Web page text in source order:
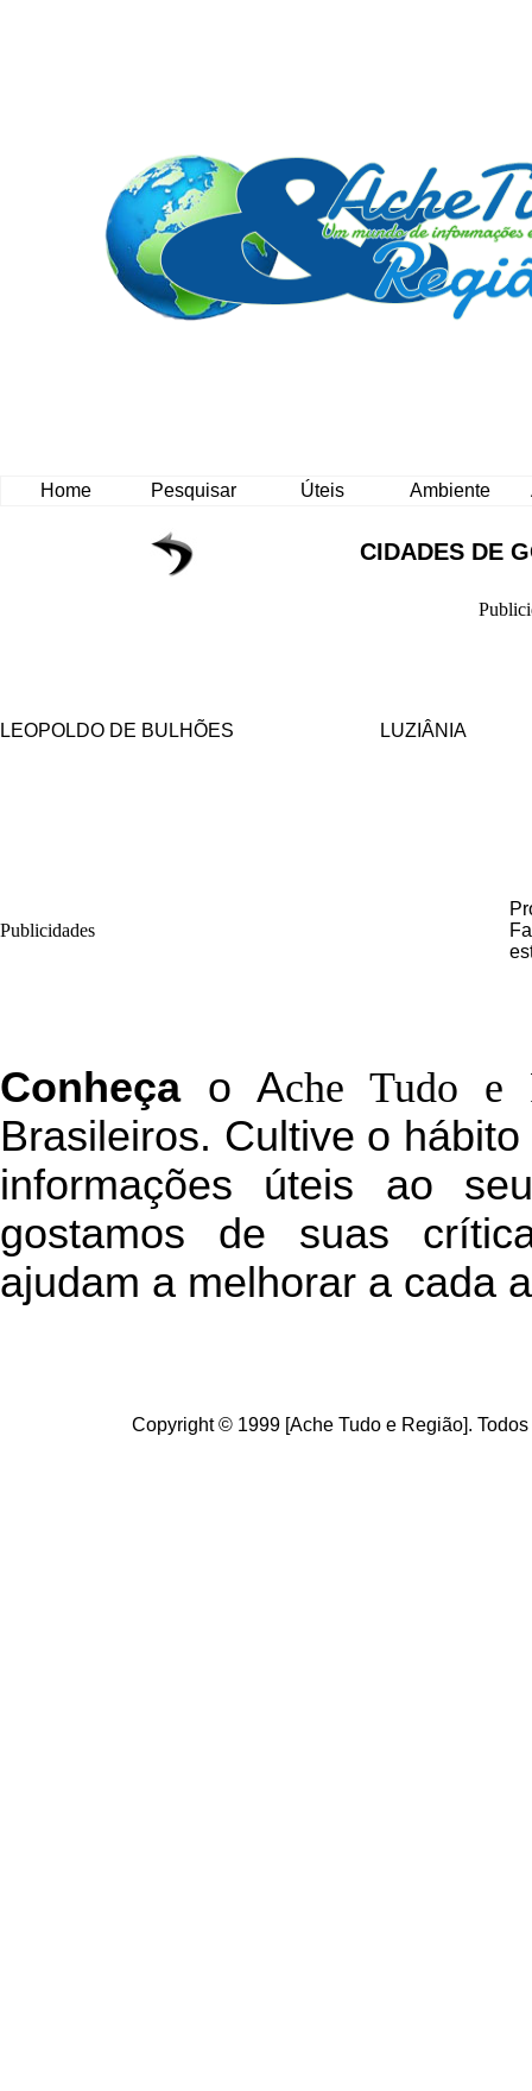
Home Pesquisar Úteis Ambiente
CIDADES DE
LEOPOLDO DE BULHÕES LUZIÂNIA
Publicidades
Conheçao Ache Tudo e
Brasileiros. Cultive o
informações úteis ao
gostamos de suas
ajudam a melhorar a cada
Copyright © 1999 [Ache Tudo e Região].